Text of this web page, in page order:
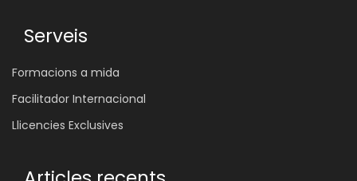
Serveis
Formacions a mida
Facilitador Internacional
Llicencies Exclusives